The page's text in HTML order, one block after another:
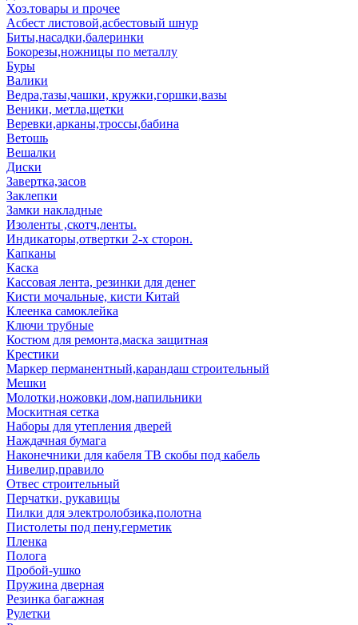
Хоз.товары и прочее
Асбест листовой,асбестовый шнур
Биты,насадки,балеринки
Бокорезы,ножницы по металлу
Буры
Валики
Ведра,тазы,чашки, кружки,горшки,вазы
Веники, метла,щетки
Веревки,арканы,троссы,бабина
Ветошь
Вешалки
Диски
Завертка,засов
Заклепки
Замки накладные
Изоленты ,скотч,ленты.
Индикаторы,отвертки 2-х сторон.
Капканы
Каска
Кассовая лента, резинки для денег
Кисти мочальные, кисти Китай
Клеенка самоклейка
Ключи трубные
Костюм для ремонта,маска защитная
Крестики
Маркер перманентный,карандаш строительный
Мешки
Молотки,ножовки,лом,напильники
Москитная сетка
Наборы для утепления дверей
Наждачная бумага
Наконечники для кабеля ТВ скобы под кабель
Нивелир,правило
Отвес строительный
Перчатки, рукавицы
Пилки для электролобзика,полотна
Пистолеты под пену,герметик
Пленка
Полога
Пробой-ушко
Пружина дверная
Резинка багажная
Рулетки